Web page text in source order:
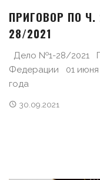
ПРИГОВОР ПО
28/2021
Дело №1-28/2021
Федерации 01 июня
года
30.09.2021